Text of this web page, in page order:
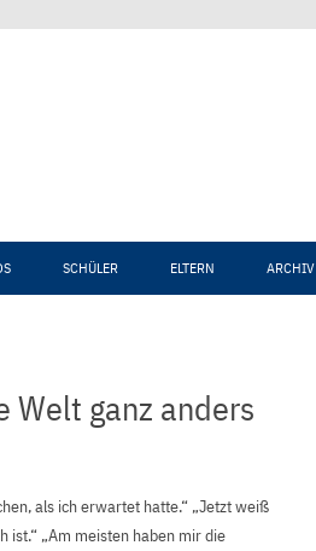
SCHÜLER ELTERN ARCHIV
Welt ganz anders
als ich erwartet hatte.“ „Jetzt weiß
ist.“ „Am meisten haben mir die